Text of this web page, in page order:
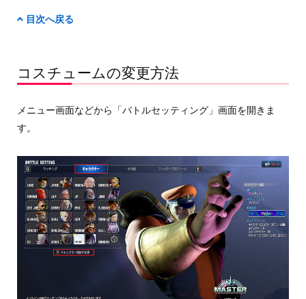
目次へ戻る
コスチュームの変更方法
メニュー画面などから「バトルセッティング」画面を開きま
す。